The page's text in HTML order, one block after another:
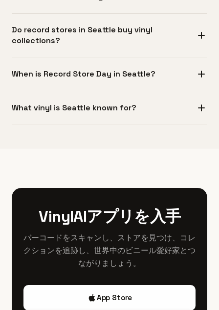
ティックまで揃っており、ダウンタウンやGeorgetownに
はその地域を代表する存在です。公共交通機関でのアクセ
スが良く、Capitol Hillは徒歩で複数店舗を回れる距離にま
ジャンルを深堀りできます。大型の中古盤店ではじっくり
ェーン店は少なく、独立系店舗が街の個性と専門性を保っ
District、Georgetownをはじめ各地に中古専門店がありま
す。Fremontのサンデーマーケットや時折開催されるポッ
ます。Value VillageやGoodwillなどのセカンドハンドショ
Do record stores in Seattle buy vinyl
collections?
りを行っており、現金または店舗クレジット（現金より
ともあります。清潔で状態の良いレコード、需要の高いジ
When is Record Store Day in Seattle?
にはブラックフライデー版が設定されることが一般的で
What vinyl is Seattle known for?
あるリリースが注目されます。パシフィックノースウェス
トのパンク／ハードコア・コンピや現在のSub Popや小規
模地元レーベルの新作も、国内外のコレクターから高い需
要があります。
VinylAIアプリを入手
バーコードをスキャンし、ストアを見つけ、コレ
クションを追跡し、世界中のビニール愛好家とつ
ながりましょう。
App Store